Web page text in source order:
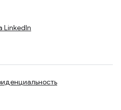
LinkedIn